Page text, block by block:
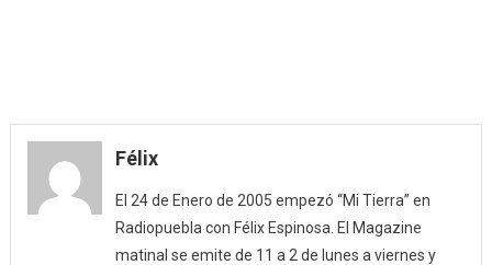
Félix
El 24 de Enero de 2005 empezó “Mi Tierra” en
Radiopuebla con Félix Espinosa. El Magazine
matinal se emite de 11 a 2 de lunes a viernes y